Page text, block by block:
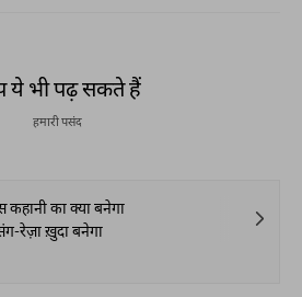
भी पढ़ सकते हैं
हमारी पसंद
कहानी का क्या बनेगा
रेज़ा ख़ुदा बनेगा